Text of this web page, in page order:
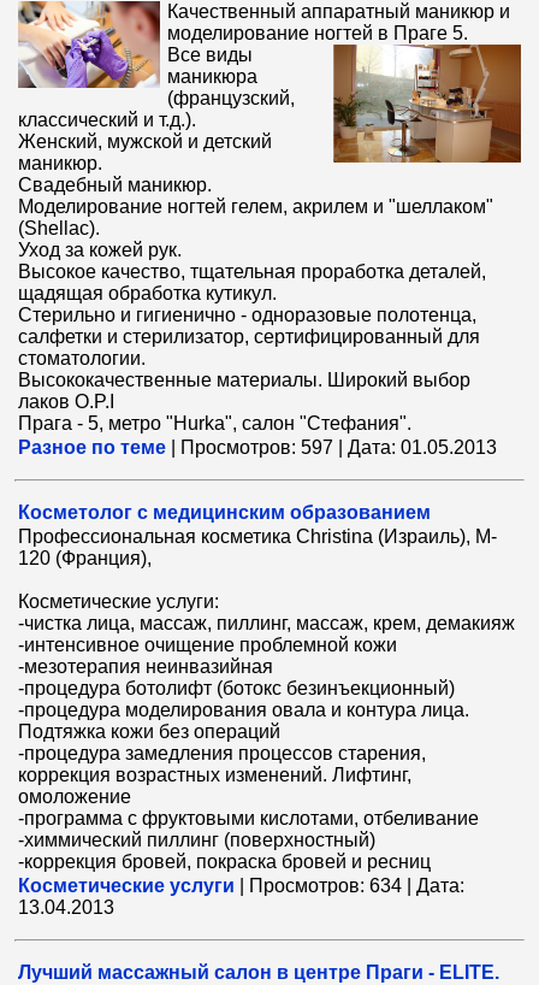
Качественный аппаратный маникюр и
моделирование ногтей в Праге 5.
Все виды
маникюра
(французский,
классический и т.д.).
Женский, мужской и детский
маникюр.
Свадебный маникюр.
Моделирование ногтей гелем, акрилем и "шеллаком"
(Shellac).
Уход за кожей рук.
Высокое качество, тщательная проработка деталей,
щадящая обработка кутикул.
Стерильно и гигиенично - одноразовые полотенца,
салфетки и стерилизатор, сертифицированный для
стоматологии.
Высококачественные материалы. Широкий выбор
лаков O.P.I
Прага - 5, метро "Hurka", салон "Стефания".
Разное по теме
Просмотров: 597 Дата: 01.05.2013
Косметолог с медицинским образованием
Профессиональная косметика Christina (Израиль), M-
120 (Франция),
Косметические услуги:
-чистка лица, массаж, пиллинг, массаж, крем, демакияж
-интенсивное очищение проблемной кожи
-мезотерапия неинвазийная
-процедура ботолифт (ботокс безинъекционный)
-процедура моделирования овала и контура лица.
Подтяжка кожи без операций
-процедура замедления процессов старения,
коррекция возрастных изменений. Лифтинг,
омоложение
-программа с фруктовыми кислотами, отбеливание
-химмический пиллинг (поверхностный)
-коррекция бровей, покраска бровей и ресниц
Косметические услуги
Просмотров: 634
Дата:
13.04.2013
Лучший массажный салон в центре Праги - ELITE.